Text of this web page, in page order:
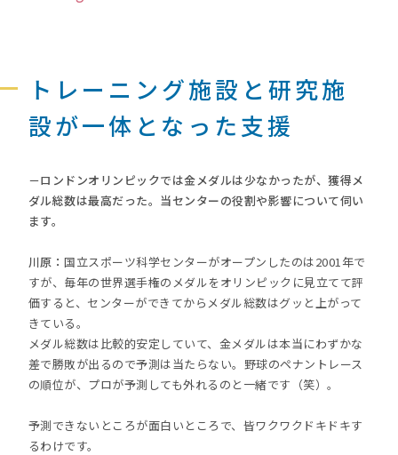
トレーニング施設と研究施
設が一体となった支援
－ロンドンオリンピックでは金メダルは少なかったが、獲得メ
ダル総数は最高だった。当センターの役割や影響について伺い
ます。
川原：国立スポーツ科学センターがオープンしたのは2001年で
すが、毎年の世界選手権のメダルをオリンピックに見立てて評
価すると、センターができてからメダル総数はグッと上がって
きている。
メダル総数は比較的安定していて、金メダルは本当にわずかな
差で勝敗が出るので予測は当たらない。野球のペナントレース
の順位が、プロが予測しても外れるのと一緒です（笑）。
予測できないところが面白いところで、皆ワクワクドキドキす
るわけです。